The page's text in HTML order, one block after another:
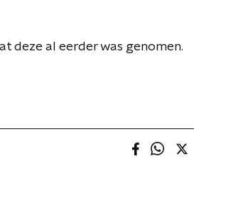
deze al eerder was genomen.